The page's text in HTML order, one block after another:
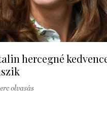
hercegné
olvasás